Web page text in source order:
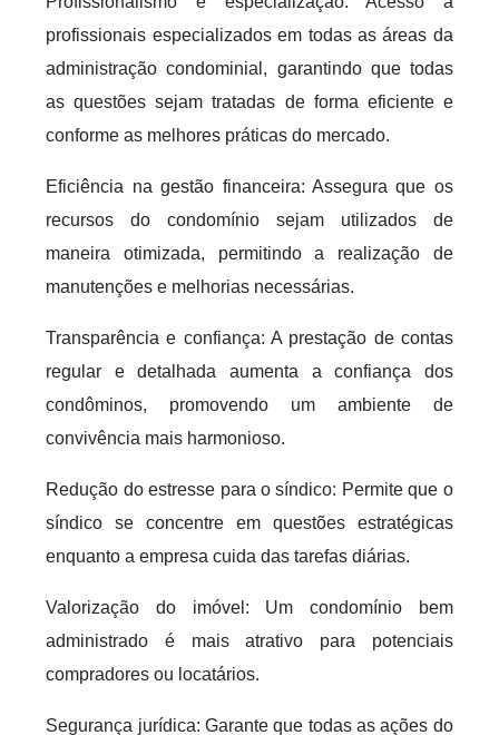
profissionais especializados em todas as áreas da
administração condominial, garantindo que todas
as questões sejam tratadas de forma eficiente e
conforme as melhores práticas do mercado.
Eficiência na gestão financeira: Assegura que os
recursos do condomínio sejam utilizados de
maneira otimizada, permitindo a realização de
manutenções e melhorias necessárias.
Transparência e confiança: A prestação de contas
regular e detalhada aumenta a confiança dos
condôminos, promovendo um ambiente de
convivência mais harmonioso.
Redução do estresse para o síndico: Permite que o
síndico se concentre em questões estratégicas
enquanto a empresa cuida das tarefas diárias.
Valorização do imóvel: Um condomínio bem
administrado é mais atrativo para potenciais
compradores ou locatários.
Segurança jurídica: Garante que todas as ações do